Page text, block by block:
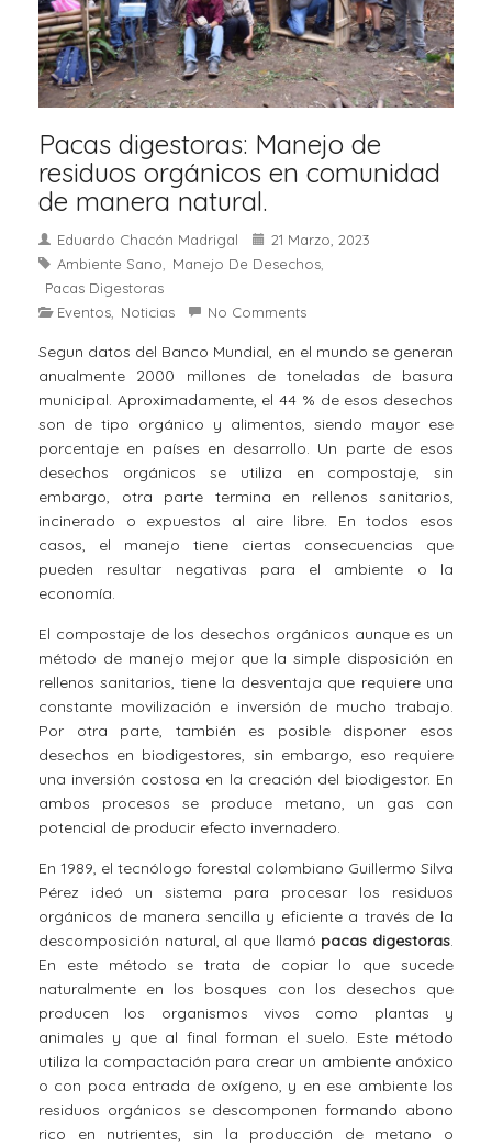
Pacas digestoras: Manejo de
residuos orgánicos en comunidad
de manera natural.
Eduardo Chacón Madrigal
21 Marzo, 2023
Ambiente Sano
Manejo De Desechos
Pacas Digestoras
Eventos
Noticias No Comments
Segun datos del Banco Mundial, en el mundo se generan
anualmente 2000 millones de toneladas de basura
municipal. Aproximadamente, el 44 % de esos desechos
son de tipo orgánico y alimentos, siendo mayor ese
porcentaje en países en desarrollo. Un parte de esos
desechos orgánicos se utiliza en compostaje, sin
embargo, otra parte termina en rellenos sanitarios,
incinerado o expuestos al aire libre. En todos esos
casos, el manejo tiene ciertas consecuencias que
pueden resultar negativas para el ambiente o la
economía.
El compostaje de los desechos orgánicos aunque es un
método de manejo mejor que la simple disposición en
rellenos sanitarios, tiene la desventaja que requiere una
constante movilización e inversión de mucho trabajo.
Por otra parte, también es posible disponer esos
desechos en biodigestores, sin embargo, eso requiere
una inversión costosa en la creación del biodigestor. En
ambos procesos se produce metano, un gas con
potencial de producir efecto invernadero.
En 1989, el tecnólogo forestal colombiano Guillermo Silva
Pérez ideó un sistema para procesar los residuos
orgánicos de manera sencilla y eficiente a través de la
descomposición natural, al que llamó pacas digestoras.
En este método se trata de copiar lo que sucede
naturalmente en los bosques con los desechos que
producen los organismos vivos como plantas y
animales y que al final forman el suelo. Este método
utiliza la compactación para crear un ambiente anóxico
o con poca entrada de oxígeno, y en ese ambiente los
residuos orgánicos se descomponen formando abono
rico en nutrientes, sin la producción de metano o